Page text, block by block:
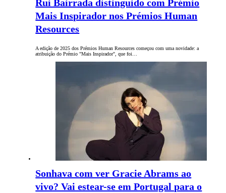
Rui Bairrada distinguido com Prémio
Mais Inspirador nos Prémios Human
Resources
A edição de 2025 dos Prémios Human Resources começou com uma novidade: a
atribuição do Prémio "Mais Inspirador", que foi…
Sonhava com ver Gracie Abrams ao
vivo? Vai estear-se em Portugal para o